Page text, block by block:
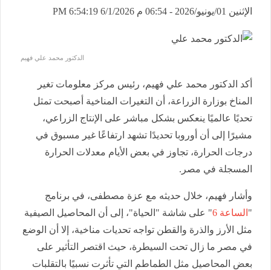
الإثنين 01/يونيو/2026 - 06:54 م 6/1/2026 6:54:19 PM
الدكتور محمد علي فهيم
أكد الدكتور محمد علي فهيم، رئيس مركز معلومات تغير
المناخ بوزارة الزراعة، أن التغيرات المناخية أصبحت تمثل
تحديًا عالميًا ينعكس بشكل مباشر على الإنتاج الزراعي،
مشيرًا إلى أن أوروبا تحديدًا تشهد ارتفاعًا غير مسبوق في
درجات الحرارة، تجاوز في بعض الأيام معدلات الحرارة
المسجلة في مصر.
وأشار فهيم، خلال حديثه مع عزة مصطفى، في برنامج
" الساعة 6 " على شاشة "الحياة"، إلى أن المحاصيل الصيفية
مثل الأرز والذرة والقطن تواجه تحديات مناخية، إلا أن الوضع
في مصر ما زال تحت السيطرة، حيث اقتصر التأثير على
بعض المحاصيل مثل الطماطم التي تأثرت نسبيًا بالتقلبات